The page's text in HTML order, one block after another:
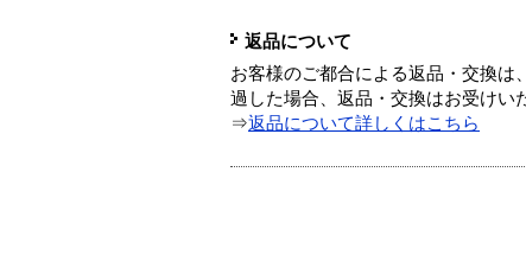
返品について
お客様のご都合による返品・交換は
過した場合、返品・交換はお受けい
⇒返品について詳しくはこちら